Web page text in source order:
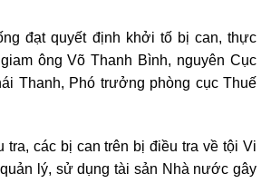
đạt quyết định khởi tố bị can, thực
ông Võ Thanh Bình, nguyên Cục
Thanh, Phó trưởng phòng cục Thuế
tra, các bị can trên bị điều tra về tội Vi
lý, sử dụng tài sản Nhà nước gây